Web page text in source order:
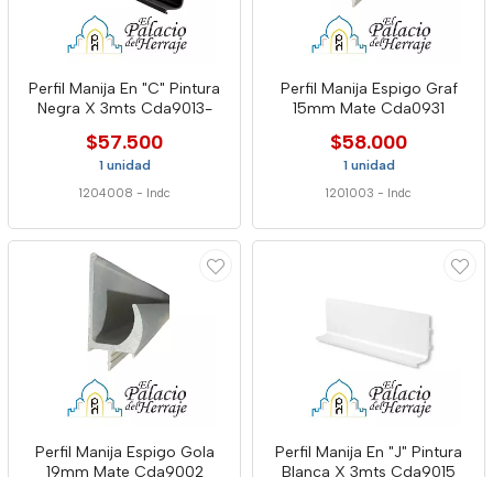
Perfil Manija En "C" Pintura
Negra X 3mts Cda9013-
$57.500
1 unidad
1204008 - Indc
Perfil Manija Espigo Graf
15mm Mate Cda0931
$58.000
1 unidad
1201003 - Indc
Perfil Manija Espigo Gola
19mm Mate Cda9002
Perfil Manija En "J" Pintura
Blanca X 3mts Cda9015